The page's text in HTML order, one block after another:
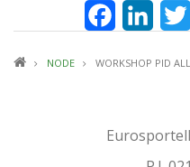
Facebook
BRICIOLE
NODE WORKSHOP PID